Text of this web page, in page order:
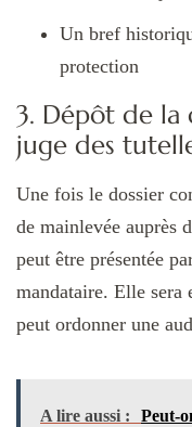
Un bref
protection
3. Dépôt de la
juge des
Une fois le dossier
de mainlevée auprès
peut être présentée
mandataire. Elle sera
peut ordonner une
A lire aussi :
Peut-